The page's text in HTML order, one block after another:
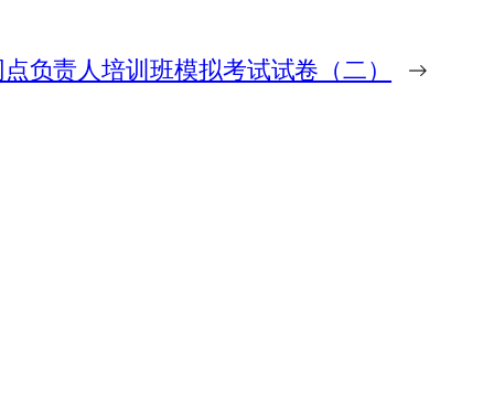
负责人培训班模拟考试试卷（二） →